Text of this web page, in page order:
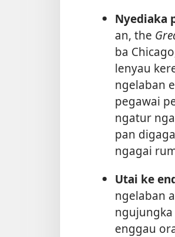
Nyediaka
an, the
ba
lenyau
ngelaban
pegawai
ngatur
pan
ngagai
Utai ke
ngelaban
enggau